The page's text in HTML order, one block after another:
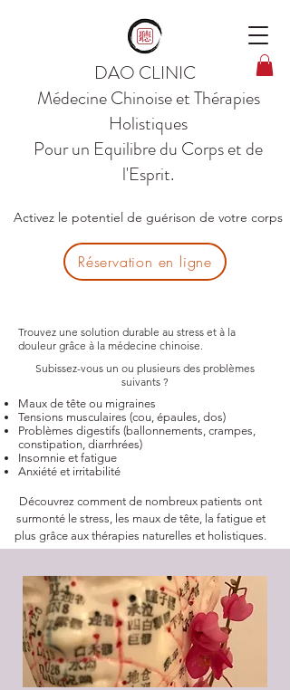
DAO CLINIC
Médecine Chinoise et Thérapies
Holistiques
Pour un Equilibre du Corps et de
l'Esprit.
Activez le potentiel de guérison de votre corps
Réservation en ligne
Trouvez une solution durable au stress et à la
douleur grâce à la médecine chinoise.
Subissez-vous un ou plusieurs des problèmes
suivants ?
Maux de tête ou migraines
Tensions musculaires (cou, épaules, dos)
Problèmes digestifs (ballonnements, crampes,
constipation, diarrhrées)
Insomnie et fatigue
Anxiété et irritabilité
Découvrez comment de nombreux patients ont
surmonté le stress, les maux de tête, la fatigue et
plus grâce aux thérapies naturelles et holistiques.